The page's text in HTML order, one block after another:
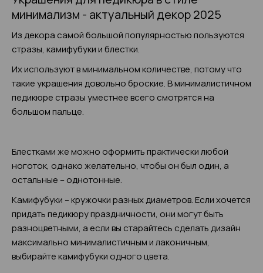
минимализм - актуальный декор 2025
Из декора самой большой популярностью пользуются
стразы, камифубуки и блестки.
Их используют в минимальном количестве, потому что
такие украшения довольно броские. В минималистичном
педикюре стразы уместнее всего смотрятся на
большом пальце.
Блестками же можно оформить практически любой
ноготок, однако желательно, чтобы он был один, а
остальные – однотонные.
Камифубуки – кружочки разных диаметров. Если хочется
придать педикюру праздничности, они могут быть
разноцветными, а если вы старайтесь сделать дизайн
максимально минималистичным и лаконичным,
выбирайте камифубуки одного цвета.